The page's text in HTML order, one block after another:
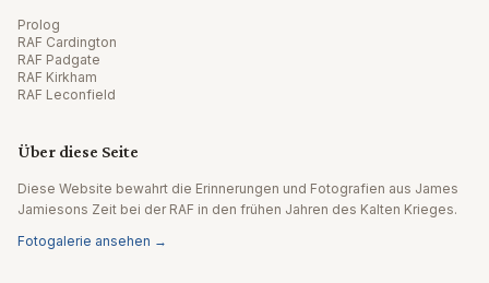
Prolog
RAF Cardington
RAF Padgate
RAF Kirkham
RAF Leconfield
Über diese Seite
Diese Website bewahrt die Erinnerungen und Fotografien aus James
Jamiesons Zeit bei der RAF in den frühen Jahren des Kalten Krieges.
Fotogalerie ansehen →